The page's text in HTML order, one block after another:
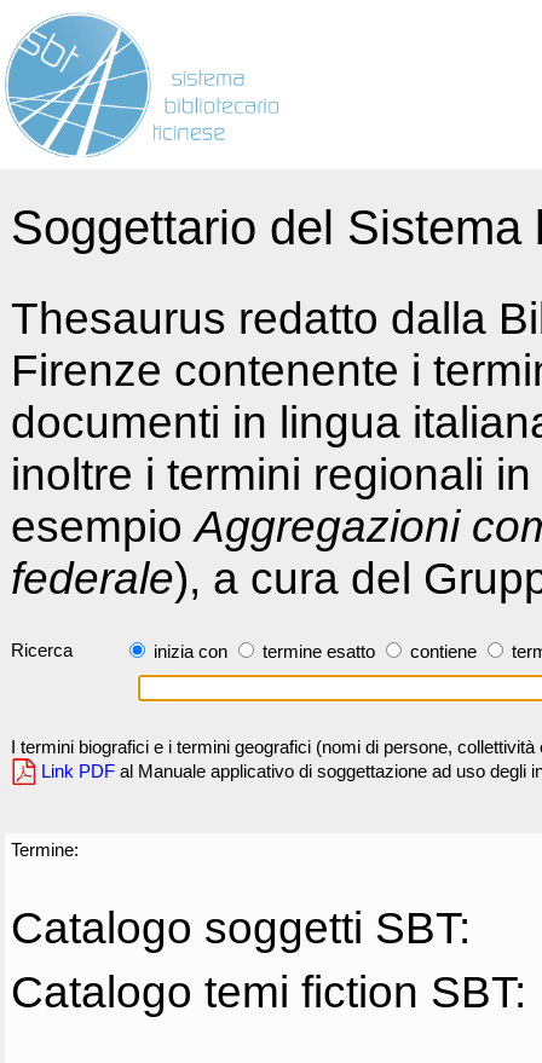
Soggettario del
Thesaurus redatto dalla
Firenze contenente i
documenti in lingua
inoltre i termini regionali
esempioAggregazioni
federale), a cura del
Ricerca inizia con termine esatto contiene
I termini biografici e i termini geografici (nomi di persone,
Link PDF al Manuale applicativo di soggettazione ad uso degli
Termine:
Catalogo soggetti SBT:
Catalogo temi fiction SBT: